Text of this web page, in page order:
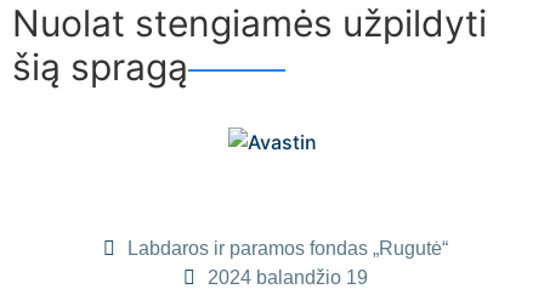
Nuolat stengiamės užpildyti
šią spragą
Labdaros ir paramos fondas „Rugutė“
2024 balandžio 19